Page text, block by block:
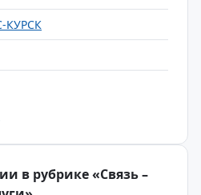
КУРСК
в рубрике «Связь –